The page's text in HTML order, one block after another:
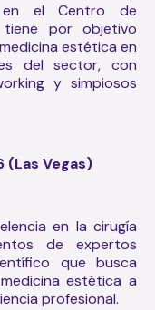
el Centro de
tiene por objetivo
estética en
del sector, con
y simpiosos
(Las Vegas)
en la cirugía
de expertos
que busca
estética a
profesional.